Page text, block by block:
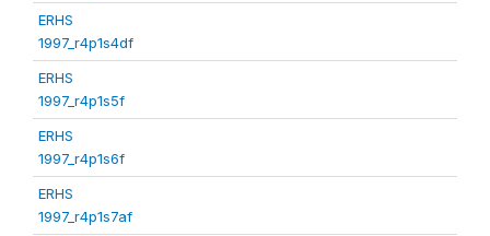
ERHS
1997_r4p1s4df
ERHS
1997_r4p1s5f
ERHS
1997_r4p1s6f
ERHS
1997_r4p1s7af